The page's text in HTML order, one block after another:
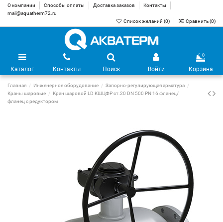
О компании Способы оплаты Доставка заказов
Контакты
mail@aquatherm72.ru
Список желаний (0) Сравнить (0)
Каталог Контакты Поиск Войти
0
Корзина
Главная Инженерное оборудование
Запорно-регулирующая арматура
Краны шаровые
Кран шаровой LD КШЦФР ст.20 DN 500 PN 16 фланец/
фланец с редуктором